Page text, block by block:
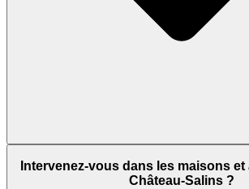
Intervenez-vous dans les maisons
Château-Salins ?